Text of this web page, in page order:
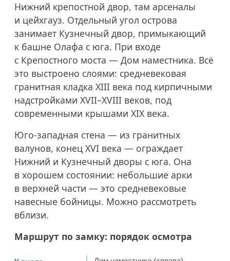
Нижний крепостной двор, там арсеналы
и цейхгауз. Отдельный угол острова
занимает Кузнечный двор, примыкающий
к башне Олафа с юга. При входе
с Крепостного моста — Дом наместника. Всё
это выстроено слоями: средневековая
гранитная кладка XIII века под кирпичными
надстройками XVII–XVIII веков, под
современными крышами XIX века.
Юго-западная стена — из гранитных
валунов, конец XVI века — ограждает
Нижний и Кузнечный дворы с юга. Она
в хорошем состоянии: небольшие арки
в верхней части — это средневековые
навесные бойницы. Можно рассмотреть
вблизи.
Маршрут по замку: порядок осмотра